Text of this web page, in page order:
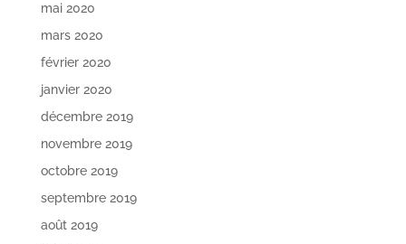
mai 2020
mars 2020
février 2020
janvier 2020
décembre 2019
novembre 2019
octobre 2019
septembre 2019
août 2019